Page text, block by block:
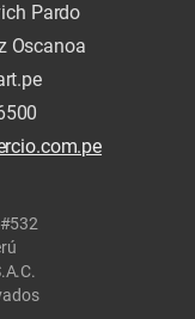
Pardo
Oscanoa